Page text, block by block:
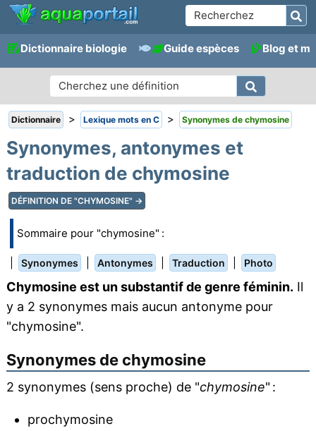
Dictionnaire biologie Guide espèces Blog et
Dictionnaire > Lexique mots en C > Synonymes de chymosine
Synonymes, antonymes et
traduction de chymosine
DÉFINITION DE "CHYMOSINE" →
Sommaire pour "chymosine" :
Synonymes Antonymes Traduction Photo
Chymosine est un substantif de genre féminin. Il
y a 2 synonymes mais aucun antonyme pour
"chymosine".
Synonymes de chymosine
2 synonymes (sens proche) de "chymosine" :
prochymosine